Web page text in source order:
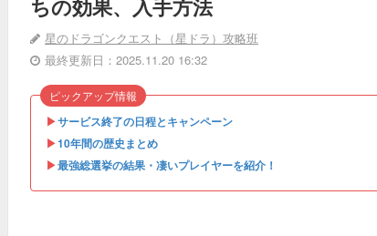
ちの効果、入手方法
星のドラゴンクエスト（星ドラ）攻略班
最終更新日：2025.11.20 16:32
▶︎サービス終了の日程とキャンペーン
▶︎10年間の歴史まとめ
▶︎最強総選挙の結果・凄いプレイヤーを紹介！
ピックアップ情報